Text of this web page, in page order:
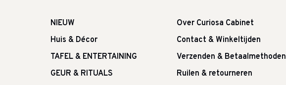
NIEUW
Huis & Décor
TAFEL & ENTERTAINING
GEUR & RITUALS
Over Curiosa Cabinet
Contact & Winkeltijden
Verzenden & Betaalmethoden
Ruilen & retourneren